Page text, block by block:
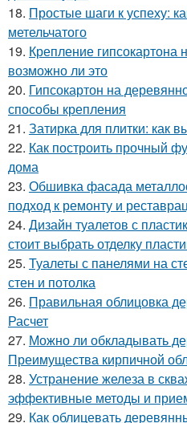
18. Простые шаги к успеху:
метельчатого
19. Крепление гипсокартона
возможно ли это
20. Гипсокартон на
способы крепления
21. Затирка для плитки: как
22. Как построить прочный
дома
23. Обшивка фасада
подход к ремонту и
24. Дизайн туалетов с
стоит выбрать отделку
25. Туалеты с панелями на
стен и потолка
26. Правильная облицовка
Расчет
27. Можно ли обкладывать
Преимущества кирпичной
28. Устранение железа в
эффективные методы и
29. Как облицевать